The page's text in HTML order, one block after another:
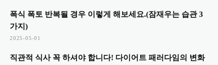
폭식 폭토 반복될 경우 이렇게 해보세요.(잠재우는 습관 3
가지)
2025-05-01
직관적 식사 꼭 하셔야 합니다! 다이어트 패러다임의 변화